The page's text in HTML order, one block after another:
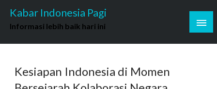
content
Kabar Indonesia Pagi
Informasi lebih baik hari ini
Kesiapan Indonesia di Momen